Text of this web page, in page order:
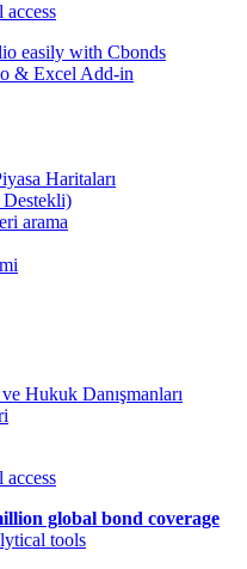
access
easily with Cbonds
& Excel Add-in
Haritaları
arama
ve Hukuk Danışmanları
access
global bond coverage
tools